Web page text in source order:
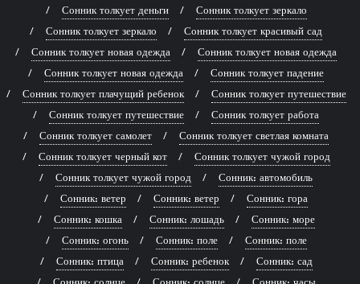
Сонник толкует деньги
Сонник толкует зеркало
Сонник толкует зеркало
Сонник толкует красивый сад
Сонник толкует новая одежда
Сонник толкует новая одежда
Сонник толкует новая одежда
Сонник толкует падение
Сонник толкует плачущий ребенок
Сонник толкует путешествие
Сонник толкует путешествие
Сонник толкует работа
Сонник толкует самолет
Сонник толкует светлая комната
Сонник толкует черный кот
Сонник толкует чужой город
Сонник толкует чужой город
Сонник: автомобиль
Сонник: ветер
Сонник: ветер
Сонник: гора
Сонник: кошка
Сонник: лошадь
Сонник: море
Сонник: огонь
Сонник: поле
Сонник: поле
Сонник: птица
Сонник: ребенок
Сонник: сад